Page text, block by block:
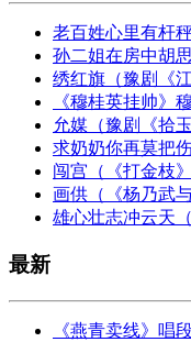
老百姓心里有杆
孙二姐在房中胡
绣红旗（豫剧《
《穆桂英挂帅》
允媒（豫剧《拾
求奶奶你再莫把
闯宫（《打金枝》
画供（《杨乃武
雄心壮志冲云天
最新
《燕青卖线》唱